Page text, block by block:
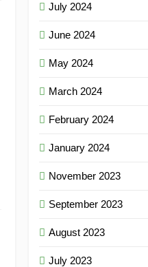
July 2024
June 2024
May 2024
March 2024
February 2024
January 2024
November 2023
September 2023
August 2023
July 2023